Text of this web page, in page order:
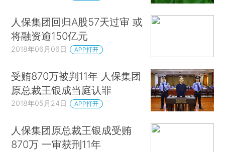
人保集团回归A股57天过审 或
将融资逾150亿元
2018年06月06日 APP打开
受贿870万被判11年 人保集团
原总裁王银成当庭认罪
2018年05月24日 APP打开
人保集团原总裁王银成受贿
870万 一审获刑11年